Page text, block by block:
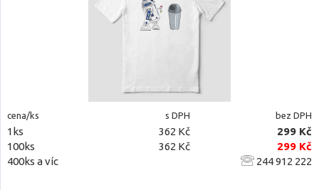
cena/ks s DPH bez DPH
1ks 362 Kč
299 Kč
100ks
362 Kč
299 Kč
400ks a víc
244 912 222